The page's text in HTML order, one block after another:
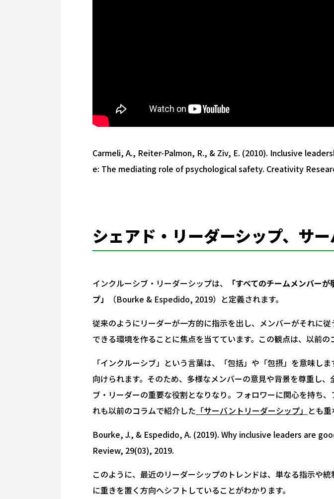
Carmeli, A., Reiter-Palmon, R., & Ziv, E. (2010). Inclusive
e: The mediating role of psychological safety. Creativity
シェアド・リーダーシップ、サ
インクルーシブ・リーダーシップは、
「すべてのチームメンバー
プ」
（Bourke & Espedido, 2019）と定義されます。
従来のようにリーダーが一方的に指示を出し、メンバーがそれに
できる環境を作ることに焦点を当てています。この観点は、以前の
「インクルーシブ」という言葉は、「包括」や「包摂」を意味し
向けられます。そのため、多様なメンバーの意見や背景を尊重し
ブ・リーダーの重要な役割となりなり。フォロワーに関心を持ち
れも以前のコラムで紹介した 「サーバントリーダーシップ」 とも重
Bourke, J., & Espedido, A. (2019). Why inclusive leaders are
Review, 29(03), 2019.
このように、最近のリーダーシップのトレンドは、単なる指示や
に重きを置く方向へシフトしていることがわかります。